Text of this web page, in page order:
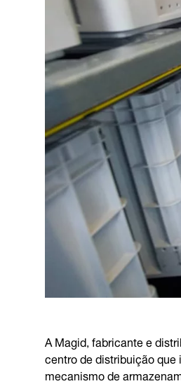
A Magid, fabricante e
centro de distribuição
mecanismo de